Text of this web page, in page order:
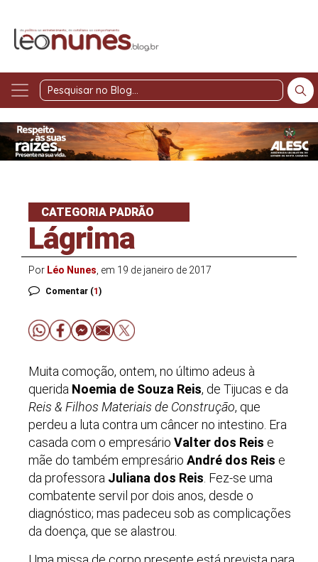
Pesquisar
Blog
CATEGORIA PADRÃO
Lágrima
Por Léo Nunes , em 19 de janeiro de 2017
Comentar (1)
Muita comoção, ontem, no último adeus à
querida Noemia de Souza Reis, de Tijucas e da
Reis & Filhos Materiais de Construção, que
perdeu a luta contra um câncer no intestino. Era
casada com o empresário Valter dos Reis e
mãe do também empresário André dos Reis e
da professora Juliana dos Reis . Fez-se uma
combatente servil por dois anos, desde o
diagnóstico; mas padeceu sob as complicações
da doença, que se alastrou.